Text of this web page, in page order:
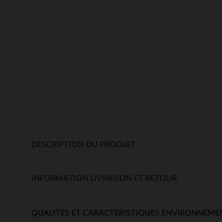
DESCRIPTION DU PRODUIT
INFORMATION LIVRAISON ET RETOUR
QUALITES ET CARACTERISTIQUES